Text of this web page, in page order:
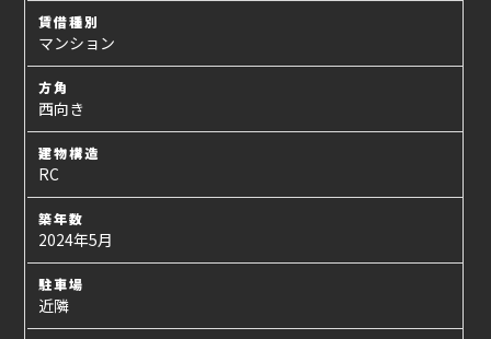
賃借種別
マンション
方角
西向き
建物構造
RC
築年数
2024年5月
駐車場
近隣